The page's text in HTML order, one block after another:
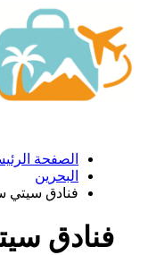
الصفحة
البحرين
فنادق سيتي
فنادق